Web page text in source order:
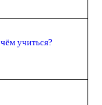
учиться?